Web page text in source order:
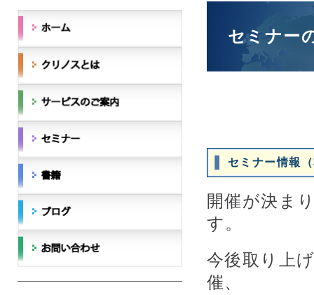
セミナー
セミナー情報
開催が決ま
す。
今後取り上
催、